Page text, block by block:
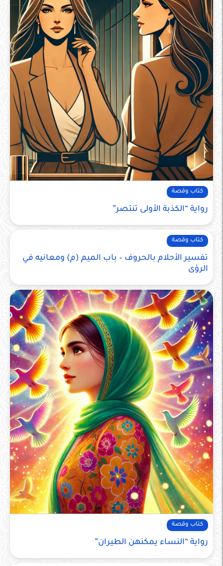
كتاب وقصة
رواية “الكذبة الأولى تنتصر”
كتاب وقصة
تفسير الأحلام بالحروف – باب الميم (م) ومعانيه في
الرؤى
كتاب وقصة
رواية “النساء يمكنهن الطيران”